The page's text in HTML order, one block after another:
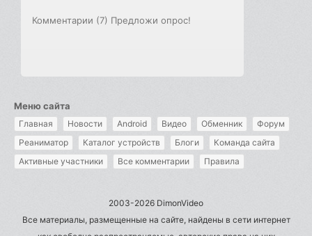
Комментарии (7) Предложи опрос!
Меню сайта
Главная Новости Android Видео Обменник
Форум
Реаниматор
Каталог устройств Блоги
Команда сайта
Активные участники
Все комментарии Правила
2003-2026 DimonVideo
Все материалы, размещенные на сайте, найдены в сети интернет